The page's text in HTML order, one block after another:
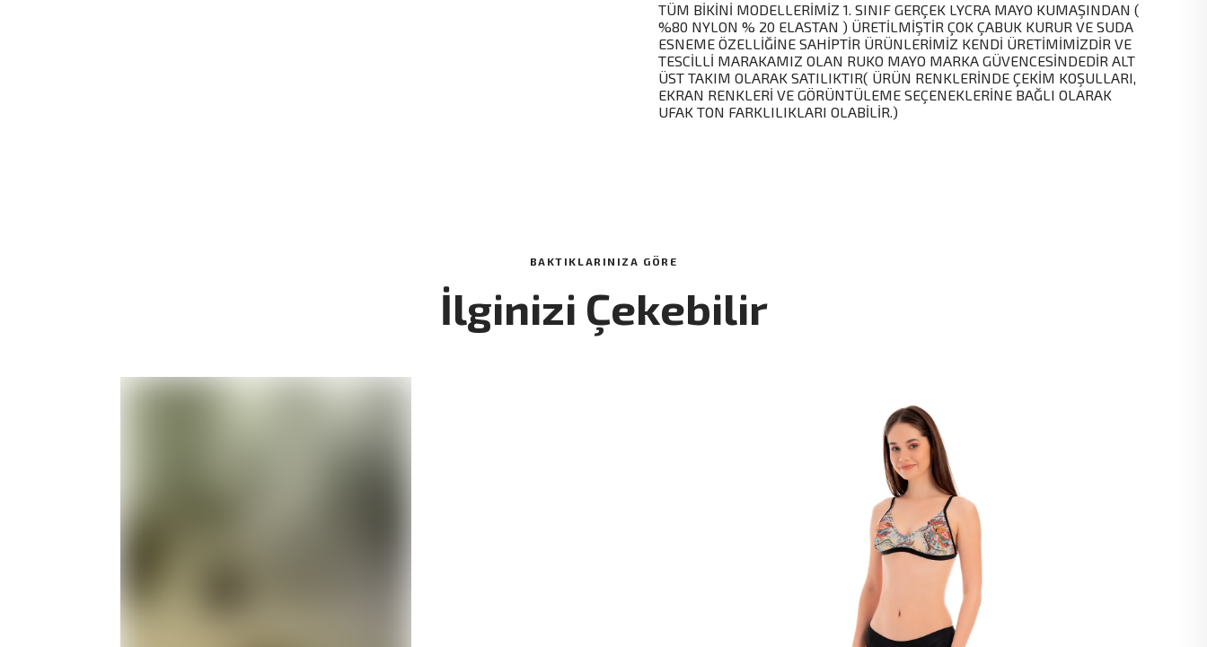
TÜM BİKİNİ MODELLERİMİZ 1. SINIF GERÇEK LYCRA MAYO KUMAŞINDAN (
%80 NYLON % 20 ELASTAN ) ÜRETİLMİŞTİR ÇOK ÇABUK KURUR VE SUDA
ESNEME ÖZELLİĞİNE SAHİPTİR ÜRÜNLERİMİZ KENDİ ÜRETİMİMİZDİR VE
TESCİLLİ MARAKAMIZ OLAN RUKO MAYO MARKA GÜVENCESİNDEDİR ALT
ÜST TAKIM OLARAK SATILIKTIR( ÜRÜN RENKLERİNDE ÇEKİM KOŞULLARI,
EKRAN RENKLERİ VE GÖRÜNTÜLEME SEÇENEKLERİNE BAĞLI OLARAK
UFAK TON FARKLILIKLARI OLABİLİR.)
BAKTIKLARINIZA GÖRE
İlginizi Çekebilir